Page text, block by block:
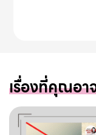
เรื่องที่คุณอา